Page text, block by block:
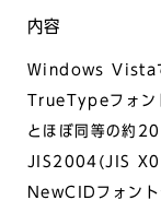
内容
Windows Vistaで
TrueTypeフォン
とほぼ同等の約
JIS2004(JIS
NewCIDフォン